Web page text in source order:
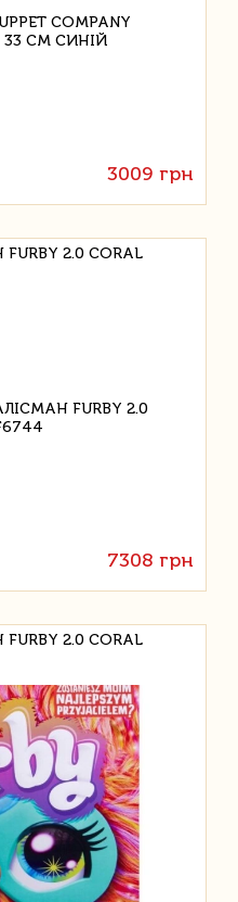
3009 грн
2.0 CORAL
7308 грн
2.0 CORAL